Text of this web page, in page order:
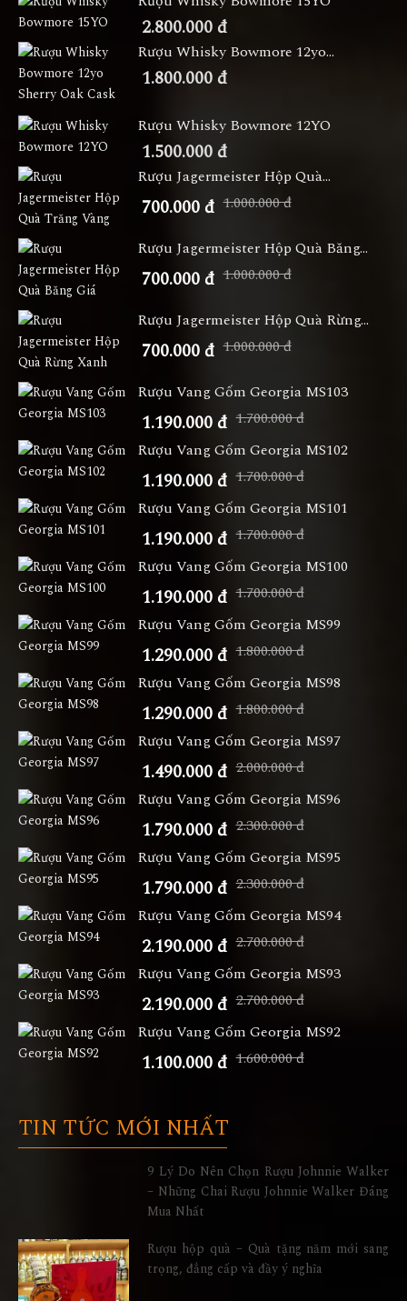
2.800.000 đ
Rượu Whisky Bowmore 12yo...
1.800.000 đ
Rượu Whisky Bowmore 12YO
1.500.000 đ
Rượu Jagermeister Hộp Quà...
700.000 đ 1.000.000 đ
Rượu Jagermeister Hộp Quà Băng...
700.000 đ 1.000.000 đ
Rượu Jagermeister Hộp Quà Rừng...
700.000 đ 1.000.000 đ
Rượu Vang Gốm Georgia MS103
1.190.000 đ 1.700.000 đ
Rượu Vang Gốm Georgia MS102
1.190.000 đ 1.700.000 đ
Rượu Vang Gốm Georgia MS101
1.190.000 đ 1.700.000 đ
Rượu Vang Gốm Georgia MS100
1.190.000 đ 1.700.000 đ
Rượu Vang Gốm Georgia MS99
1.290.000 đ 1.800.000 đ
Rượu Vang Gốm Georgia MS98
1.290.000 đ 1.800.000 đ
Rượu Vang Gốm Georgia MS97
1.490.000 đ 2.000.000 đ
Rượu Vang Gốm Georgia MS96
1.790.000 đ 2.300.000 đ
Rượu Vang Gốm Georgia MS95
1.790.000 đ 2.300.000 đ
Rượu Vang Gốm Georgia MS94
2.190.000 đ 2.700.000 đ
Rượu Vang Gốm Georgia MS93
2.190.000 đ 2.700.000 đ
Rượu Vang Gốm Georgia MS92
1.100.000 đ 1.600.000 đ
TIN TỨC MỚI NHẤT
9 Lý Do Nên Chọn Rượu Johnnie Walker
– Những Chai Rượu Johnnie Walker Đáng
Mua Nhất
Rượu hộp quà – Quà tặng năm mới sang
trọng, đẳng cấp và đầy ý nghĩa